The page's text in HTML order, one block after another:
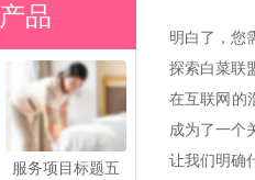
品
服务项目标题五
明白了，您
探索白菜联
在互联网的
成为了一个
让我们明确